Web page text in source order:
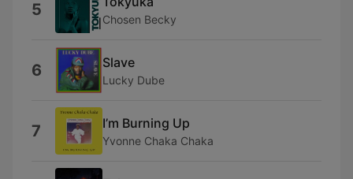
5 Chosen Becky
6 Slave
Lucky Dube
7 I’m Burning Up
Yvonne Chaka Chaka